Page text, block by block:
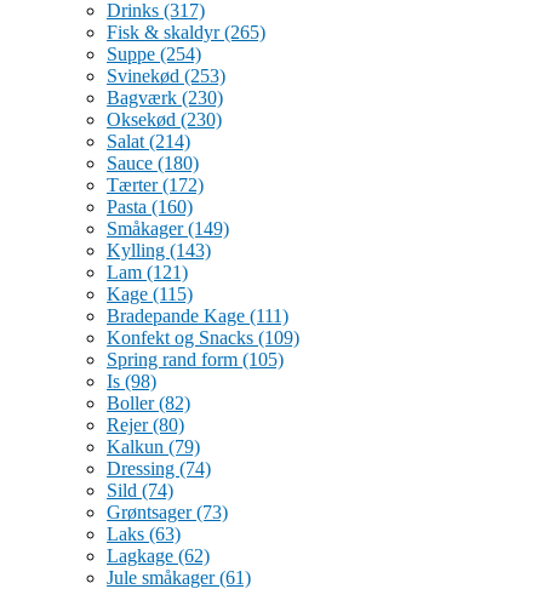
Drinks (317)
Fisk & skaldyr(265)
Suppe (254)
Svinekød (253)
Bagværk (230)
Oksekød (230)
Salat (214)
Sauce (180)
Tærter(172)
Pasta (160)
Småkager(149)
Kylling (143)
Lam (121)
Kage (115)
Bradepande Kage (111)
Konfekt og Snacks (109)
Spring rand form (105)
Is (98)
Boller(82)
Rejer(80)
Kalkun (79)
Dressing (74)
Sild (74)
Grøntsager(73)
Laks (63)
Lagkage (62)
Jule småkager(61)